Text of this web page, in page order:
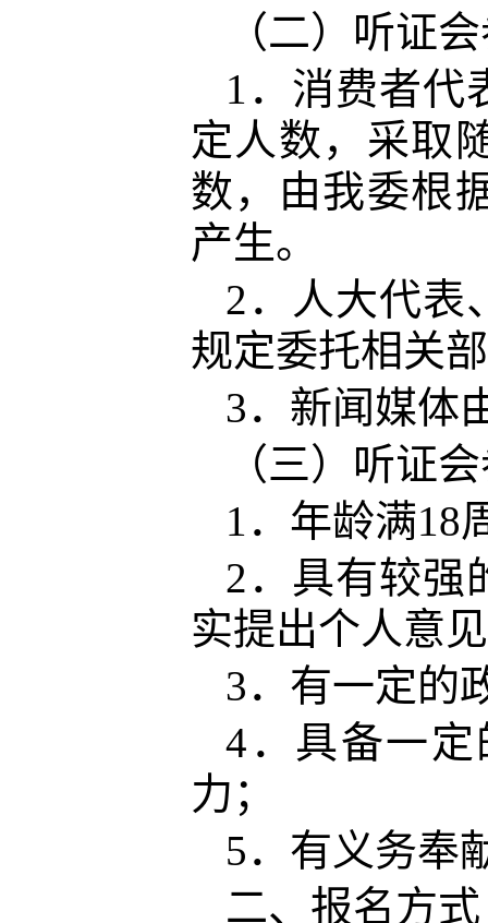
（二）听证
1．消费者代
定人数，采取
数，由我委根
产生。
2．人大代表
规定委托相关
3．新闻媒体
（三）听证
1．年龄满18
2．具有较强
实提出个人意
3．有一定的
4．具备一
力；
5．有义务奉
二、报名方式